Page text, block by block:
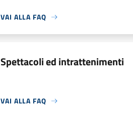
VAI ALLA FAQ
Spettacoli ed intrattenimenti
VAI ALLA FAQ